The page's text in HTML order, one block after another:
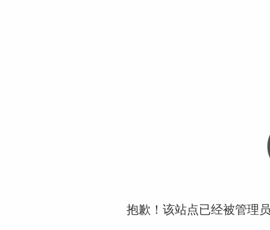
抱歉！该站点已经被管理